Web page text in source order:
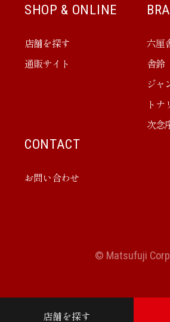
店舗を探す
SHOP & ONLINE
店舗を探す
通販サイト
六厘
舎鈴
ジャ
トナ
次念
CONTACT
お問い合わせ
© Matsufuji